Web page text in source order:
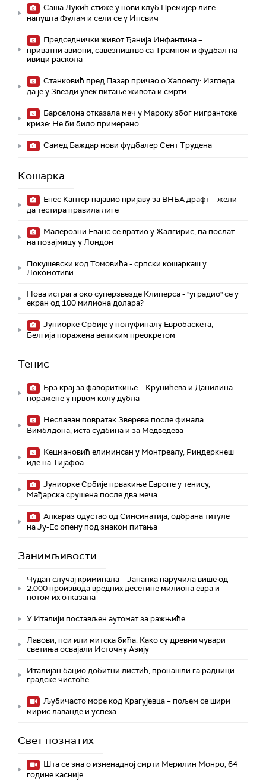
Саша Лукић стиже у нови клуб Премијер лиге –
напушта Фулам и сели се у Ипсвич
Председнички живот Ђанија Инфантина –
приватни авиони, савезништво са Трампом и фудбал на
ивици раскола
Станковић пред Пазар причао о Хапоелу: Изгледа
да је у Звезди увек питање живота и смрти
Барселона отказала меч у Мароку због мигрантске
кризе: Не би било примерено
Самед Баждар нови фудбалер Сент Трудена
Кошарка
Енес Кантер најавио пријаву за ВНБА драфт – жели
да тестира правила лиге
Малерозни Еванс се вратио у Жалгирис, па послат
на позајмицу у Лондон
Покушевски код Томовића - српски кошаркаш у
Локомотиви
Нова истрага око суперзвезде Клиперса - "уградио" се у
екран од 100 милиона долара?
Јуниорке Србије у полуфиналу Евробаскета,
Белгија поражена великим преокретом
Тенис
Брз крај за фавориткиње – Крунићева и Данилина
поражене у првом колу дубла
Неславан повратак Зверева после финала
Вимблдона, иста судбина и за Медведева
Кецмановић елиминсан у Монтреалу, Риндеркнеш
иде на Тијафоа
Јуниорке Србије првакиње Европе у тенису,
Мађарска срушена после два меча
Алкараз одустао од Синсинатија, одбрана титуле
на Ју-Ес опену под знаком питања
Занимљивости
Чудан случај криминала – Јапанка наручила више од
2.000 производа вредних десетине милиона евра и
потом их отказала
У Италији постављен аутомат за ражњиће
Лавови, пси или митска бића: Како су древни чувари
светиња освајали Источну Азију
Италијан бацио добитни листић, пронашли га радници
градске чистоће
Љубичасто море код Крагујевца – пољем се шири
мирис лаванде и успеха
Свет познатих
Шта се зна о изненадној смрти Мерилин Монро, 64
године касније